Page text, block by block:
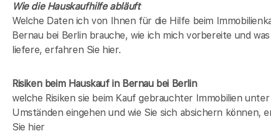
Wie die Hauskaufhilfe abläuft
Welche Daten ich von Ihnen für die Hilfe beim
Bernau bei Berlin brauche, wie ich mich vorbereite und
liefere, erfahren Sie hier.
Risiken beim Hauskaufin Bernau bei Berlin
welche Risiken sie beim Kauf gebrauchter Immobilien unter
Umständen eingehen und wie Sie sich absichern können,
Sie hier